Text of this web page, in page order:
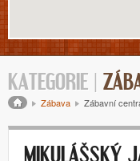
KATEGORIE |
Drobečková
Zábava Zábavní
MIKULÁŠSKÝ